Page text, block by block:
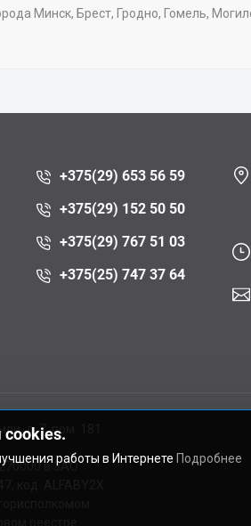
Минск, Брест, Гродно, Гомель,
+375(29) 653 56 59
+375(29) 152 50 50
+375(29) 767 51 03
+375(25) 747 37 64
д. 7, пом. 181
в ЗАО
код ALFABY2X
cookies.
работы в Интернете Подробнее